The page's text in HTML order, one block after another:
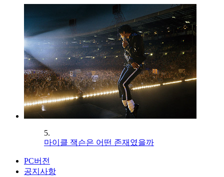
5.
마이클 잭슨은 어떤 존재였을까
PC버전
공지사항